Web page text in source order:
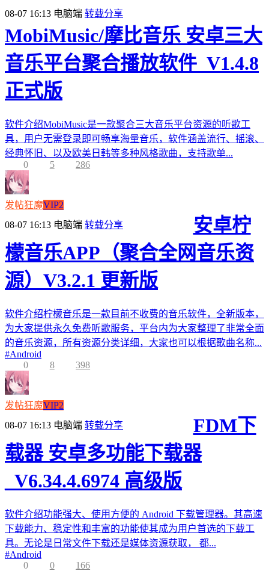
08-07 16:13 电脑端 转载分享
MobiMusic/摩比音乐 安卓三大
音乐平台聚合播放软件_V1.4.8
正式版
软件介绍MobiMusic是一款聚合三大音乐平台资源的听歌工
具，用户无需登录即可畅享海量音乐，软件涵盖流行、摇滚、
经典怀旧、以及欧美日韩等多种风格歌曲，支持歌单...
0
5 286
发帖狂魔VIP2
08-07 16:13 电脑端 转载分享
安卓柠
檬音乐APP（聚合全网音乐资
源）V3.2.1 更新版
软件介绍柠檬音乐是一款目前不收费的音乐软件，全新版本，
为大家提供永久免费听歌服务，平台内为大家整理了非常全面
的音乐资源，所有资源分类详细，大家也可以根据歌曲名称...
#Android
0
8 398
发帖狂魔VIP2
08-07 16:13 电脑端 转载分享
FDM下
载器 安卓多功能下载器
_V6.34.4.6974 高级版
软件介绍功能强大、使用方便的 Android 下载管理器。其高速
下载能力、稳定性和丰富的功能使其成为用户首选的下载工
具。无论是日常文件下载还是媒体资源获取， 都...
#Android
0
0 166